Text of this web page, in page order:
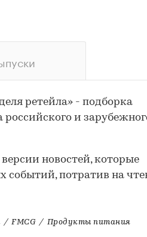
ретейла» - подборка
и
новостей, которые
событий, потратив на
/ FMCG / Продукты питания